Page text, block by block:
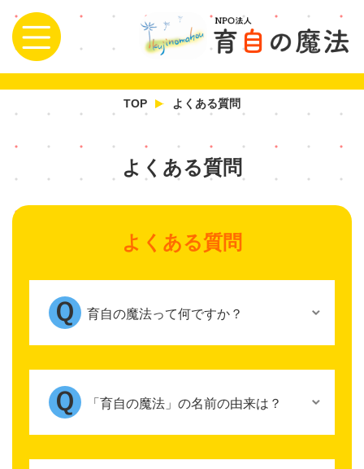
TOP よくある質問
よくある質問
よくある質問
育自の魔法って何ですか？
「育自の魔法」の名前の由来は？